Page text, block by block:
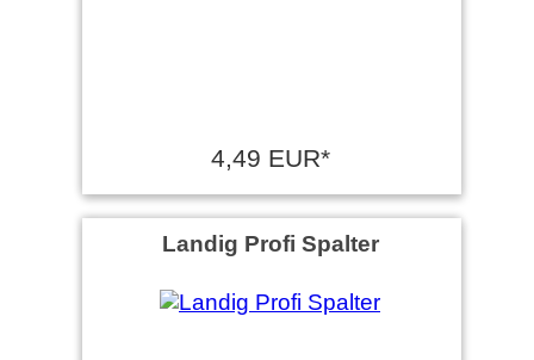
4,49 EUR*
Landig Profi Spalter